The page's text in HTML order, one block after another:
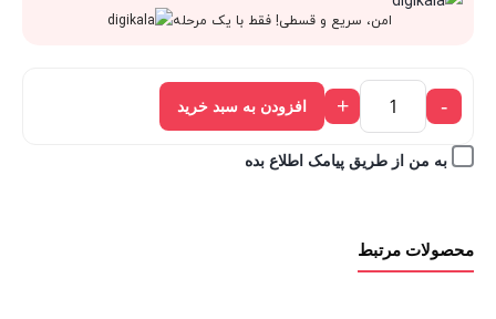
2,480,000 تومان
بود.
2,232,000 تومان.
امن، سریع و قسطی! فقط با یک مرحله
-
+ افزودن به سبد خرید
به من از طریق پیامک اطلاع بده
محصولات مرتبط